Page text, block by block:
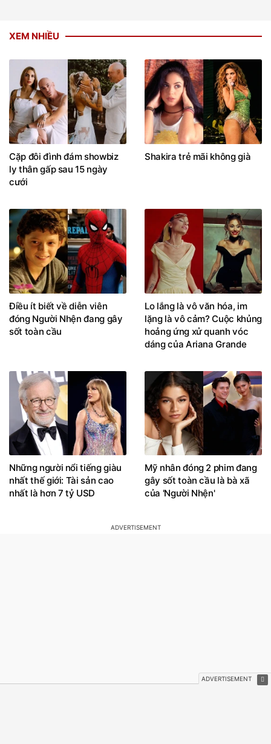
XEM NHIỀU
Cặp đôi đình đám showbiz
ly thân gấp sau 15 ngày
cưới
Shakira trẻ mãi không già
Điều ít biết về diễn viên
đóng Người Nhện đang gây
sốt toàn cầu
Lo lắng là vô văn hóa, im
lặng là vô cảm? Cuộc khủng
hoảng ứng xử quanh vóc
dáng của Ariana Grande
Những người nổi tiếng giàu
nhất thế giới: Tài sản cao
nhất là hơn 7 tỷ USD
Mỹ nhân đóng 2 phim đang
gây sốt toàn cầu là bà xã
của 'Người Nhện'